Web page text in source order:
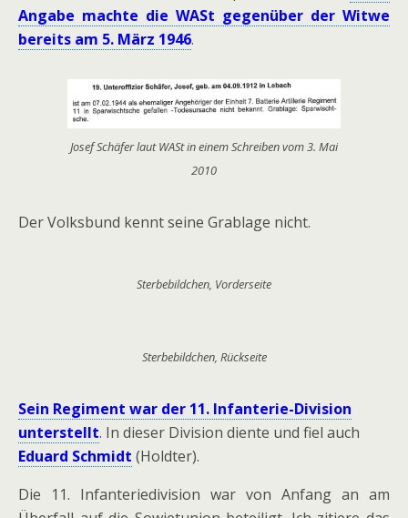
Angabe machte die WASt gegenüber der Witwe
bereits am 5. März 1946.
Josef Schäfer laut WASt in einem Schreiben vom 3. Mai
2010
Der Volksbund kennt seine Grablage nicht.
Sterbebildchen, Vorderseite
Sterbebildchen, Rückseite
Sein Regiment war der 11. Infanterie-Division
unterstellt. In dieser Division diente und fiel auch
Eduard Schmidt (Holdter).
Die 11. Infanteriedivision war von Anfang an am